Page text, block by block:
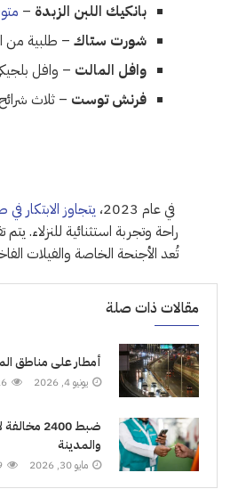
بانكيك اللبن الزبدة –
شورت ستاك – طلبية من
وافل المالت – وافل
فرنش توست – ثلاث
في عام 2023، يتجاوز الابتكار
راحة وتجربة استثنائية للنزلاء.
تُعد الأجنحة الخاصة والفيلات
مقالات ذات صلة
أمطار على مناطق
يونيو 4, 2026
ضبط 2400
والمدينة
مايو 30, 2026